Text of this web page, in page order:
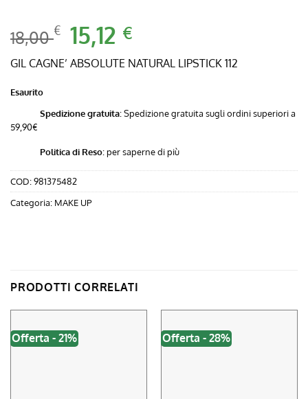
18,00€ Il
prezzo
originale
15,12 €
attuale
GIL CAGNE’ ABSOLUTE NATURAL LIPSTICK 112
Esaurito
Spedizione gratuita: Spedizione gratuita sugli ordini superiori a
59,90€
Politica di Reso:per saperne di più
COD:981375482
Categoria: MAKE UP
PRODOTTI CORRELATI
Offerta - 21% Offerta - 28%